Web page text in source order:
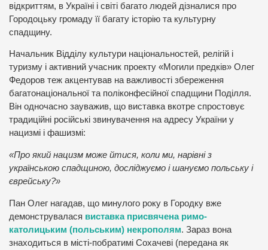
відкриттям, в Україні і світі багато людей дізналися про
Городоцьку громаду її багату історію та культурну
спадщину.
Начальник Відділу культури національностей, релігій і
туризму і активний учасник проекту «Могили предків» Олег
Федоров теж акцентував на важливості збереження
багатонаціональної та поліконфесійної спадщини Поділля.
Він одночасно зауважив, що виставка вкотре спростовує
традиційні російські звинувачення на адресу України у
нацизмі і фашизмі:
«Про який нацизм може йтися, коли ми, нарівні з
українською спадщиною, досліджуємо і шануємо польську і
єврейську?»
Пан Олег нагадав, що минулого року в Городку вже
демонструвалася виставка присвячена римо-
католицьким (польським) некрополям. Зараз вона
знаходиться в місті-побратимі Сохачеві (передана як